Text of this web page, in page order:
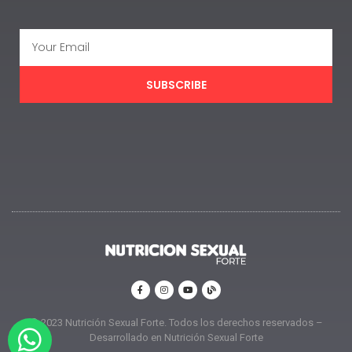
SUBSCRIBE
© 2023 Nutrición Sexual Forte. Todos los derechos reservados –
Desarrollado en Nutrición Sexual Forte